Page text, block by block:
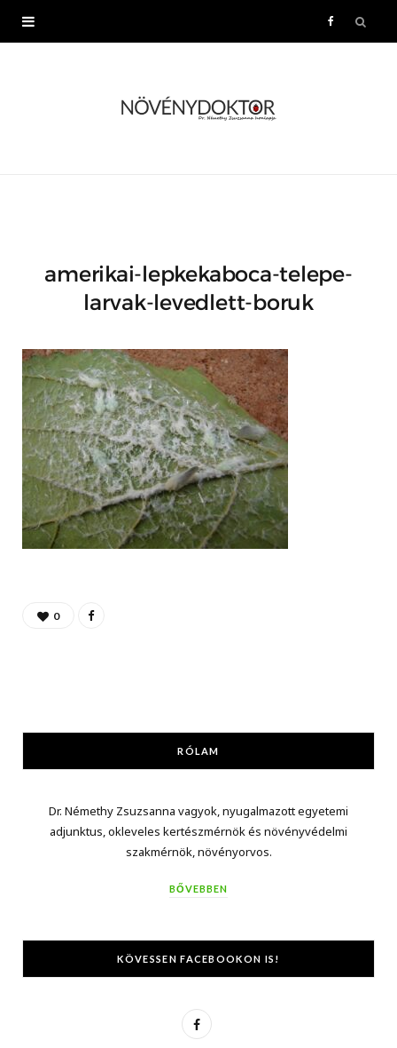
o
amerikai-lepkekaboca-telepe-
larvak-levedlett-boruk
0
RÓLAM
Dr. Némethy Zsuzsanna vagyok, nyugalmazott egyetemi
adjunktus, okleveles kertészmérnök és növényvédelmi
szakmérnök, növényorvos.
BŐVEBBEN
KÖVESSEN FACEBOOKON IS!
F